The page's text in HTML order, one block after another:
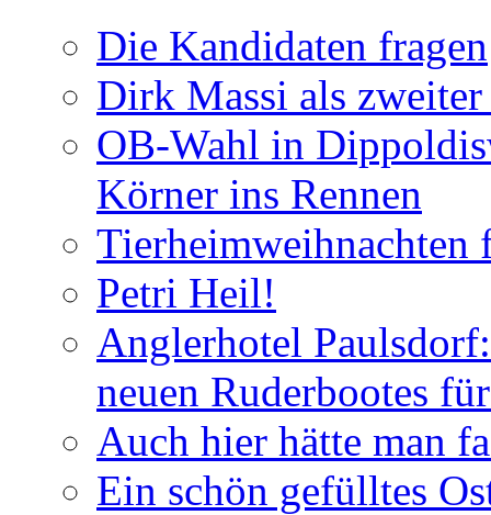
Die Kandidaten fragen
Dirk Massi als
OB-Wahl in
Körner ins Rennen
Tierheimweihnachten
Petri Heil!
Anglerhotel
neuen Ruderbootes
Auch hier hätte man
Ein schön gefülltes